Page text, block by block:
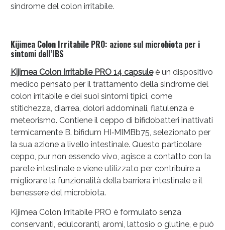
sindrome del colon irritabile.
Kijimea Colon Irritabile PRO: azione sul microbiota per i
sintomi dell’IBS
Kijimea Colon Irritabile PRO 14 capsuleè un dispositivo
medico pensato per il trattamento della sindrome del
colon irritabile e dei suoi sintomi tipici, come
stitichezza, diarrea, dolori addominali, flatulenza e
meteorismo. Contiene il ceppo di bifidobatteri inattivati
termicamente B. bifidum HI‑MIMBb75, selezionato per
la sua azione a livello intestinale. Questo particolare
ceppo, pur non essendo vivo, agisce a contatto con la
parete intestinale e viene utilizzato per contribuire a
migliorare la funzionalità della barriera intestinale e il
benessere del microbiota.
Kijimea Colon Irritabile PRO è formulato senza
conservanti, edulcoranti, aromi, lattosio o glutine, e può